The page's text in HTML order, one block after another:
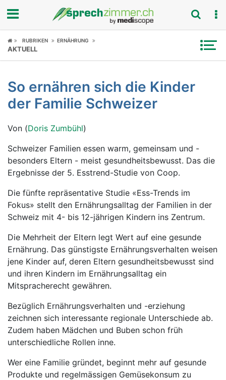
Fokus
Symptome
Ratgeber
Rubriken
RUBRIKEN ERNÄHRUNG
AKTUELL
So ernähren sich die Kinder
der Familie Schweizer
Von (Doris Zumbühl)
Schweizer Familien essen warm, gemeinsam und -
besonders Eltern - meist gesundheitsbewusst. Das die
Ergebnisse der 5. Esstrend-Studie von Coop.
Die fünfte repräsentative Studie «Ess-Trends im
Fokus» stellt den Ernährungsalltag der Familien in der
Schweiz mit 4- bis 12-jährigen Kindern ins Zentrum.
Die Mehrheit der Eltern legt Wert auf eine gesunde
Ernährung. Das günstigste Ernährungsverhalten weisen
jene Kinder auf, deren Eltern gesundheitsbewusst sind
und ihren Kindern im Ernährungsalltag ein
Mitspracherecht gewähren.
Bezüglich Ernährungsverhalten und -erziehung
zeichnen sich interessante regionale Unterschiede ab.
Zudem haben Mädchen und Buben schon früh
unterschiedliche Rollen inne.
Wer eine Familie gründet, beginnt mehr auf gesunde
Produkte und regelmässigen Gemüsekonsum zu